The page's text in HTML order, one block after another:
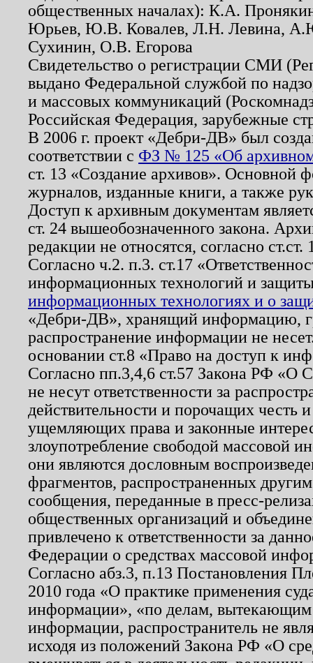
общественных началах): К.А.
Юрьев, Ю.В. Ковалев, Л.Н. Левина,
Сухинин, О.В. Егорова
Свидетельство о регистрации СМИ
выдано Федеральной службой по
и массовых коммуникаций
Российская Федерация, зарубежные
В 2006 г. проект «Дебри-ДВ» был
соответствии с ФЗ № 125 «Об
ст. 13 «Создание архивов». Основной
журналов, изданные книги, а также
Доступ к архивным документам
ст. 24 вышеобозначенного закона.
редакции не относятся, согласно
Согласно ч.2. п.3. ст.17
информационных технологий и
информационных технологиях и о
«Дебри-ДВ», хранящий информацию,
распространение информации не
основании ст.8 «Право на доступ к
Согласно пп.3,4,6 ст.57 Закона РФ «О
не несут ответственности за
действительности и порочащих честь
ущемляющих права и законные
злоупотребление свободой массовой
они являются дословным
фрагментов, распространенных
сообщения, переданные в пресс-
общественных организаций и
привлечено к ответственности за
Федерации о средствах массовой
Согласно абз.3, п.13 Постановления
2010 года «О практике применения
информации», «по делам, вытекающим
информации, распространитель не
исходя из положений Закона РФ «О